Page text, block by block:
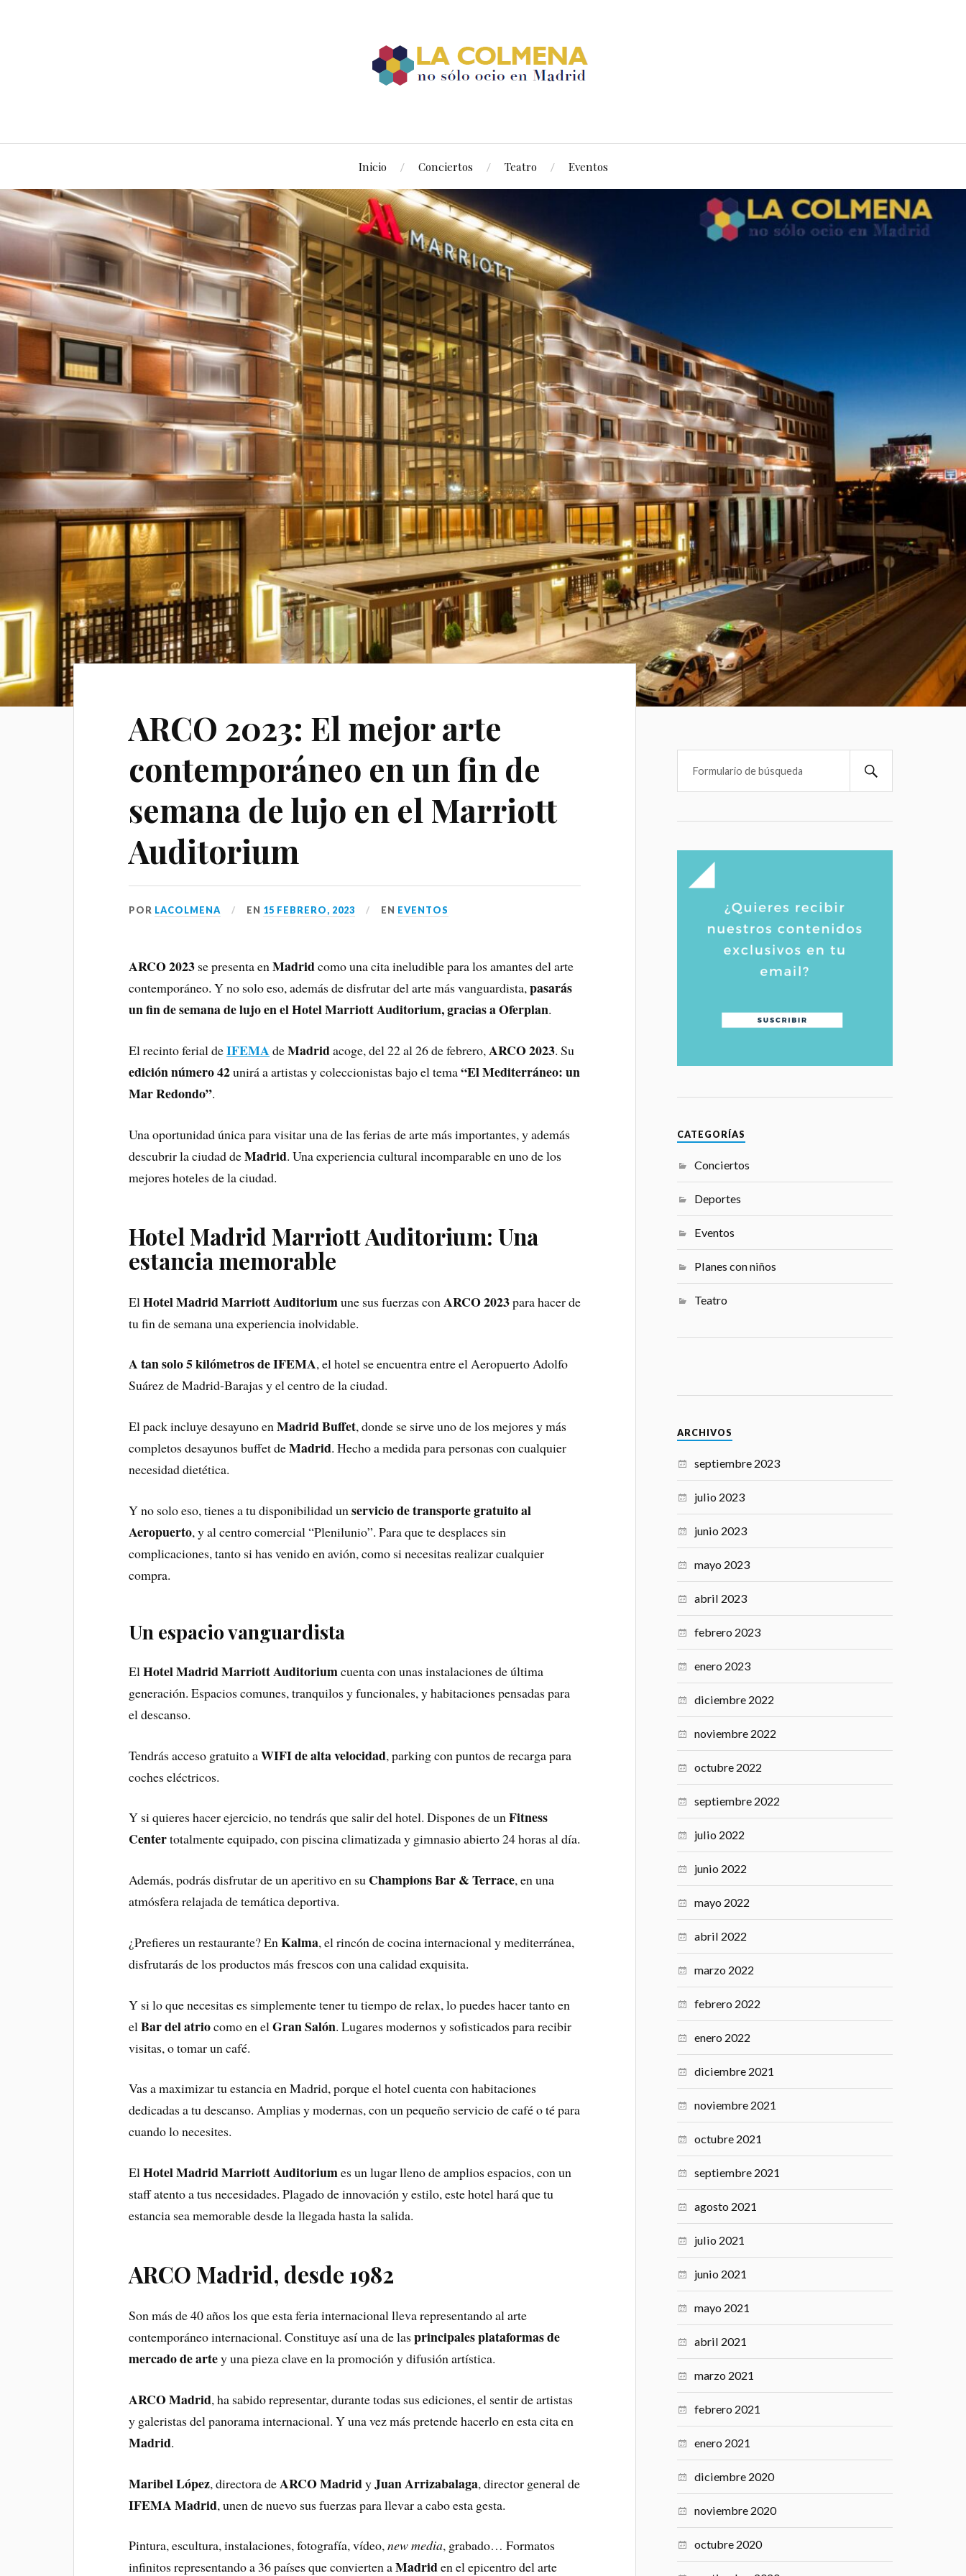
Inicio Conciertos Teatro Eventos
ARCO 2023: El mejor arte
contemporáneo en un fin de
semana de lujo en el Marriott
Auditorium
POR LACOLMENA EN 15 FEBRERO, 2023 EN EVENTOS
ARCO 2023 se presenta enMadridcomo una cita ineludible para los amantes del arte
contemporáneo. Y no solo eso, además de disfrutar del arte más vanguardista,pasarás
un fin de semana de lujo en el Hotel Marriott Auditorium, gracias a Oferplan.
El recinto ferial deIFEMAdeMadridacoge, del 22 al 26 de febrero, ARCO 2023. Su
edición número 42unirá a artistas y coleccionistas bajo el tema“El Mediterráneo: un
Mar Redondo”.
Una oportunidad única para visitar una de las ferias de arte más importantes, y además
descubrir la ciudad deMadrid. Una experiencia cultural incomparable en uno de los
mejores hoteles de la ciudad.
Hotel Madrid Marriott Auditorium: Una
estancia memorable
ElHotel Madrid Marriott Auditoriumune sus fuerzas con ARCO 2023para hacer de
tu fin de semana una experiencia inolvidable.
A tan solo 5 kilómetros de IFEMA, el hotel se encuentra entre el Aeropuerto Adolfo
Suárez de Madrid-Barajas y el centro de la ciudad.
El pack incluye desayuno enMadrid Buffet, donde se sirve uno de los mejores y más
completos desayunos buffet deMadrid. Hecho a medida para personas con cualquier
necesidad dietética.
Y no solo eso, tienes a tu disponibilidad unservicio de transporte gratuito al
Aeropuerto, y al centro comercial “Plenilunio”. Para que te desplaces sin
complicaciones, tanto si has venido en avión, como si necesitas realizar cualquier
compra.
Un espacio vanguardista
ElHotel Madrid Marriott Auditoriumcuenta con unas instalaciones de última
generación. Espacios comunes, tranquilos y funcionales, y habitaciones pensadas para
el descanso.
Tendrás acceso gratuito aWIFI de alta velocidad, parking con puntos de recarga para
coches eléctricos.
Y si quieres hacer ejercicio, no tendrás que salir del hotel. Dispones de unFitness
Centertotalmente equipado, con piscina climatizada y gimnasio abierto 24 horas al día.
Además, podrás disfrutar de un aperitivo en su Champions Bar & Terrace, en una
atmósfera relajada de temática deportiva.
¿Prefieres un restaurante? EnKalma, el rincón de cocina internacional y mediterránea,
disfrutarás de los productos más frescos con una calidad exquisita.
Y si lo que necesitas es simplemente tener tu tiempo de relax, lo puedes hacer tanto en
elBar del atriocomo en elGran Salón. Lugares modernos y sofisticados para recibir
visitas, o tomar un café.
Vas a maximizar tu estancia en Madrid, porque el hotel cuenta con habitaciones
dedicadas a tu descanso. Amplias y modernas, con un pequeño servicio de café o té para
cuando lo necesites.
ElHotel Madrid Marriott Auditoriumes un lugar lleno de amplios espacios, con un
staff atento a tus necesidades. Plagado de innovación y estilo, este hotel hará que tu
estancia sea memorable desde la llegada hasta la salida.
ARCO Madrid, desde 1982
Son más de 40 años los que esta feria internacional lleva representando al arte
contemporáneo internacional. Constituye así una de lasprincipales plataformas de
mercado de artey una pieza clave en la promoción y difusión artística.
ARCO Madrid, ha sabido representar, durante todas sus ediciones, el sentir de artistas
y galeristas del panorama internacional. Y una vez más pretende hacerlo en esta cita en
Madrid.
Maribel López, directora deARCO MadridyJuan Arrizabalaga, director general de
IFEMA Madrid, unen de nuevo sus fuerzas para llevar a cabo esta gesta.
Pintura, escultura, instalaciones, fotografía, vídeo,new media, grabado… Formatos
infinitos representando a 36 países que convierten aMadriden el epicentro del arte
CATEGORÍAS
Conciertos
Deportes
Eventos
Planes con niños
Teatro
ARCHIVOS
septiembre 2023
julio 2023
junio 2023
mayo 2023
abril 2023
febrero 2023
enero 2023
diciembre 2022
noviembre 2022
octubre 2022
septiembre 2022
julio 2022
junio 2022
mayo 2022
abril 2022
marzo 2022
febrero 2022
enero 2022
diciembre 2021
noviembre 2021
octubre 2021
septiembre 2021
agosto 2021
julio 2021
junio 2021
mayo 2021
abril 2021
marzo 2021
febrero 2021
enero 2021
diciembre 2020
noviembre 2020
octubre 2020